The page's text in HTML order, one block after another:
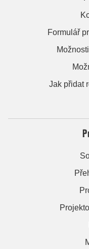
Formulář
Jak přidat